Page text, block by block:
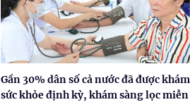
Gần 30% dân số cả nước đã được khám
sức khỏe định kỳ, khám sàng lọc miễn